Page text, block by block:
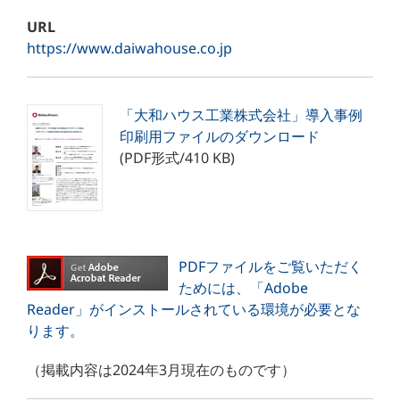
URL
https://www.daiwahouse.co.jp
「大和ハウス工業株式会社」導入事例
印刷用ファイルのダウンロード
(PDF形式/410 KB)
PDFファイルをご覧いただく
ためには、「Adobe
Reader」がインストールされている環境が必要とな
ります。
（掲載内容は2024年3月現在のものです）